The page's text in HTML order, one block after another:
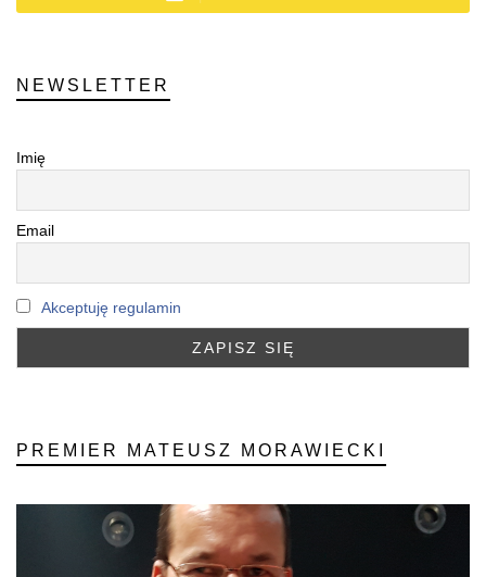
NEWSLETTER
Imię
Email
Akceptuję regulamin
PREMIER MATEUSZ MORAWIECKI